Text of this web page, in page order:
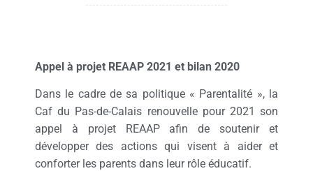
Appel à projet REAAP 2021 et bilan 2020
Dans le cadre de sa politique « Parentalité », la
Caf du Pas-de-Calais renouvelle pour 2021 son
appel à projet REAAP afin de soutenir et
développer des actions qui visent à aider et
conforter les parents dans leur rôle éducatif.